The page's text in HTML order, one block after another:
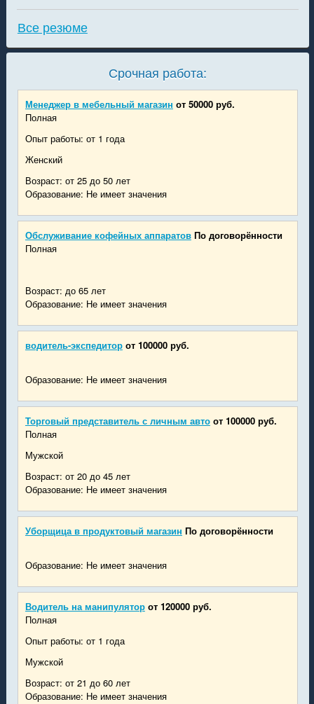
Все резюме
Срочная работа:
Менеджер в мебельный магазин от 50000 руб.
Полная
Опыт работы: от 1 года
Женский
Возраст: от 25 до 50 лет
Образование: Не имеет значения
Обслуживание кофейных аппаратов По договорённости
Полная
Возраст: до 65 лет
Образование: Не имеет значения
водитель-экспедитор от 100000 руб.
Образование: Не имеет значения
Торговый представитель с личным авто от 100000 руб.
Полная
Мужской
Возраст: от 20 до 45 лет
Образование: Не имеет значения
Уборщица в продуктовый магазин По договорённости
Образование: Не имеет значения
Водитель на манипулятор от 120000 руб.
Полная
Опыт работы: от 1 года
Мужской
Возраст: от 21 до 60 лет
Образование: Не имеет значения